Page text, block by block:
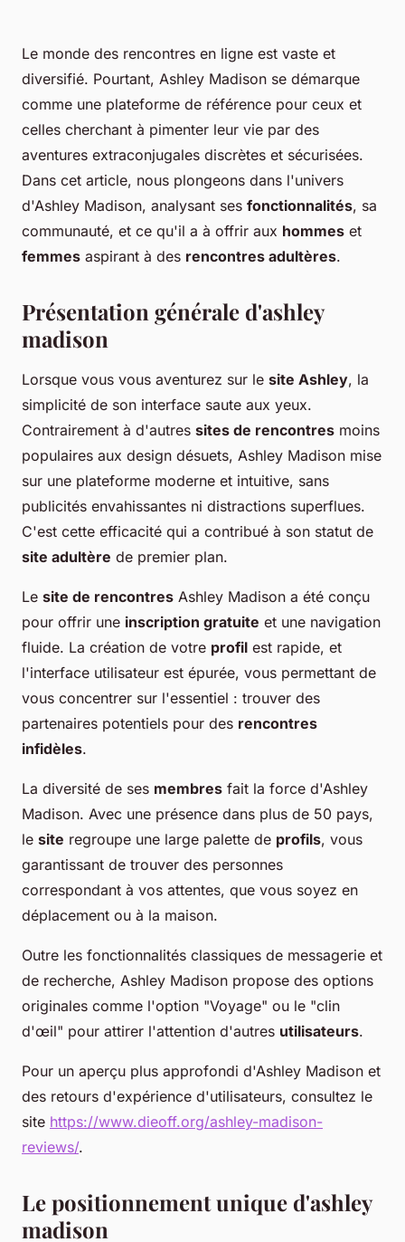
Le monde des rencontres en ligne est vaste et
diversifié. Pourtant, Ashley Madison se démarque
comme une plateforme de référence pour ceux et
celles cherchant à pimenter leur vie par des
aventures extraconjugales discrètes et sécurisées.
Dans cet article, nous plongeons dans l'univers
d'Ashley Madison, analysant ses fonctionnalités, sa
communauté, et ce qu'il a à offrir aux hommes et
femmes aspirant à des rencontres adultères.
Présentation générale d'ashley
madison
Lorsque vous vous aventurez sur le site Ashley, la
simplicité de son interface saute aux yeux.
Contrairement à d'autres sites de rencontres moins
populaires aux design désuets, Ashley Madison mise
sur une plateforme moderne et intuitive, sans
publicités envahissantes ni distractions superflues.
C'est cette efficacité qui a contribué à son statut de
site adultère de premier plan.
Le site de rencontres Ashley Madison a été conçu
pour offrir une inscription gratuite et une navigation
fluide. La création de votre profil est rapide, et
l'interface utilisateur est épurée, vous permettant de
vous concentrer sur l'essentiel : trouver des
partenaires potentiels pour des rencontres
infidèles.
La diversité de ses membres fait la force d'Ashley
Madison. Avec une présence dans plus de 50 pays,
le site regroupe une large palette de profils, vous
garantissant de trouver des personnes
correspondant à vos attentes, que vous soyez en
déplacement ou à la maison.
Outre les fonctionnalités classiques de messagerie et
de recherche, Ashley Madison propose des options
originales comme l'option "Voyage" ou le "clin
d'œil" pour attirer l'attention d'autres utilisateurs.
Pour un aperçu plus approfondi d'Ashley Madison et
des retours d'expérience d'utilisateurs, consultez le
site https://www.dieoff.org/ashley-madison-
reviews/.
Le positionnement unique d'ashley
madison